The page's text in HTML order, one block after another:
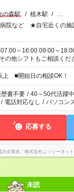
の森駅 / 植木駅 / …
院など ★自宅近くの施
～16:00 09:00～18:00
の他シフトもご相談くだ
上 ■開始日の相談OK！
歴書不要 / 40～50代活躍中
/ 電話対応なし / パソコン
応募する
元企業名 株式会社ニッソーネット
未読